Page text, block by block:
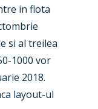
in flota
si al treilea
1000 vor
2018.
layout-ul
Routes
/ Incidents